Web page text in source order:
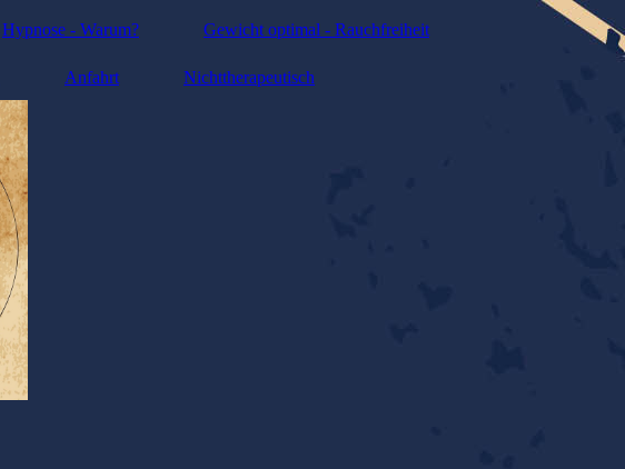
Hypnose - Warum? Gewicht optimal - Rauchfreiheit
Anfahrt Nichttherapeutisch